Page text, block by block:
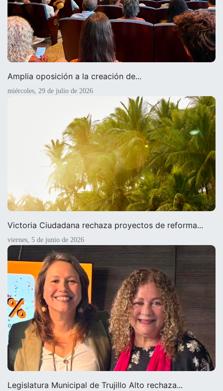
Amplia oposición a la creación de...
miércoles, 29 de julio de 2026
Victoria Ciudadana rechaza proyectos de reforma...
viernes, 5 de junio de 2026
Legislatura Municipal de Trujillo Alto rechaza...